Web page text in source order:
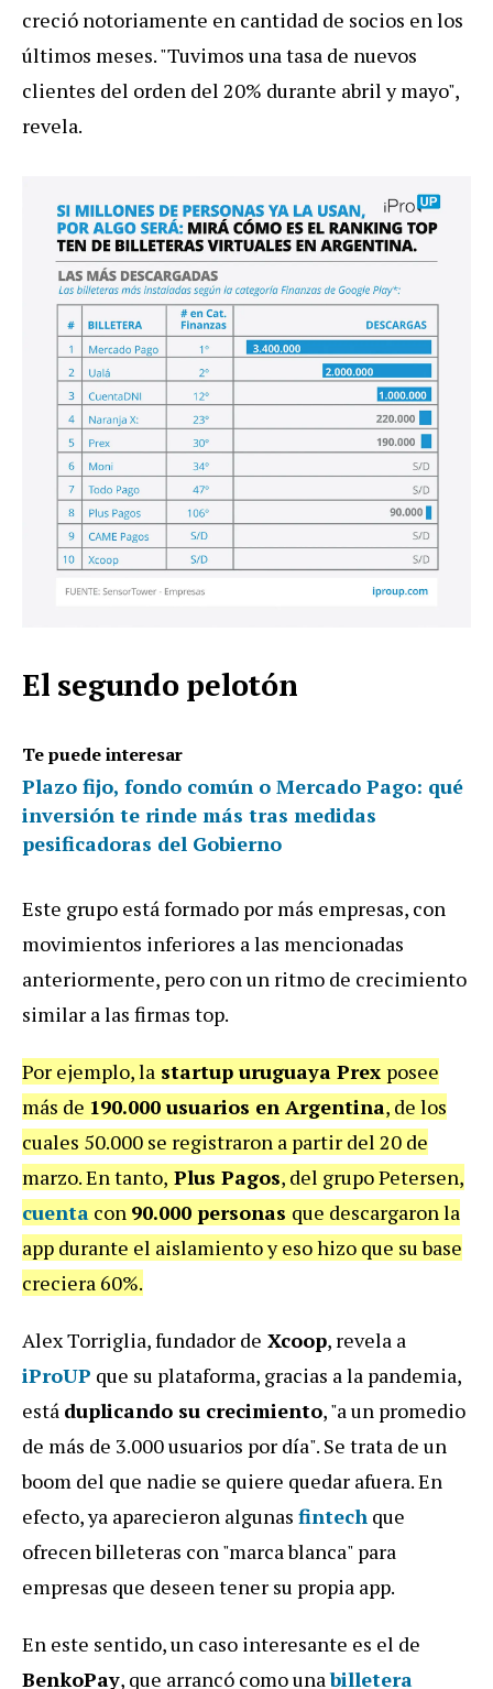
creció notoriamente en cantidad de socios en los
últimos meses. "Tuvimos una tasa de nuevos
clientes del orden del 20% durante abril y mayo",
revela.
El segundo pelotón
Te puede interesar
Plazo fijo, fondo común o Mercado Pago: qué
inversión te rinde más tras medidas
pesificadoras del Gobierno
Este grupo está formado por más empresas, con
movimientos inferiores a las mencionadas
anteriormente, pero con un ritmo de crecimiento
similar a las firmas top.
Por ejemplo, la startup uruguaya Prex posee
más de 190.000 usuarios en Argentina, de los
cuales 50.000 se registraron a partir del 20 de
marzo. En tanto, Plus Pagos, del grupo Petersen,
cuenta con 90.000 personas que descargaron la
app durante el aislamiento y eso hizo que su base
creciera 60%.
Alex Torriglia, fundador de Xcoop, revela a
iProUP que su plataforma, gracias a la pandemia,
está duplicando su crecimiento, "a un promedio
de más de 3.000 usuarios por día". Se trata de un
boom del que nadie se quiere quedar afuera. En
efecto, ya aparecieron algunas fintech que
ofrecen billeteras con "marca blanca" para
empresas que deseen tener su propia app.
En este sentido, un caso interesante es el de
BenkoPay, que arrancó como unabilletera